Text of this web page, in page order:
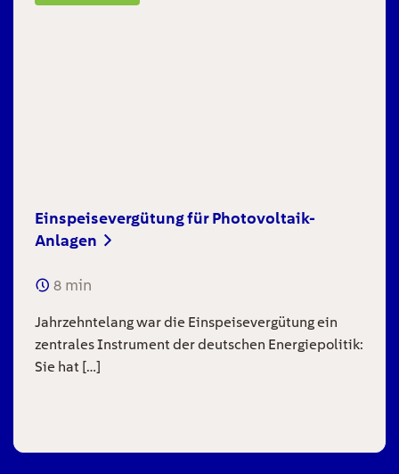
Einspeisevergütung für Photovoltaik-
Anlagen
8 min
Jahrzehntelang war die Einspeisevergütung ein
zentrales Instrument der deutschen Energiepolitik:
Sie hat […]